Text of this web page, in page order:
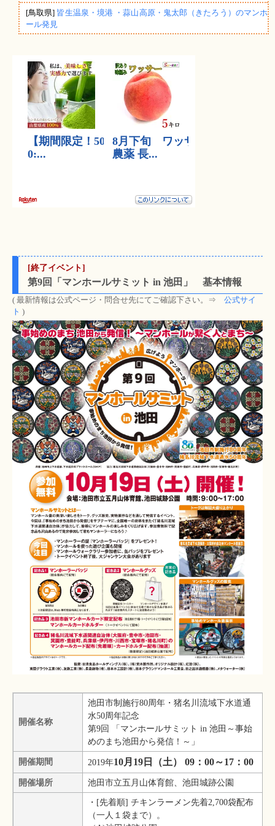
[鳥取県] 皆生温泉・境港 ・蒜山高原・鬼太郎（きたろう）のマンホ
ール発見
[終了イベント]
第9回「マンホールサミット in 池田」 基本情報
( 最新情報は公式ページ・問合せ先にてご確認下さい。⇒ 公式サイ
ト )
開催名称
池田市制施行80周年・猪名川流域下水道通
水50周年記念
第9回 「マンホールサミット in 池田～事始
めのまち池田から発信！～」
開催期間 2019年10月19日（土） 09：00～17：00
開催場所 池田市立五月山体育館、池田城跡公園
・[先着順] チキンラーメン先着2,700袋配布
（一人１袋まで）。